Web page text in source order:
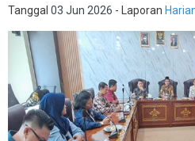
Tanggal 03 Jun 2026 - Laporan